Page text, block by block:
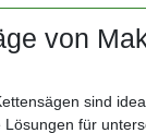
von
sind
für